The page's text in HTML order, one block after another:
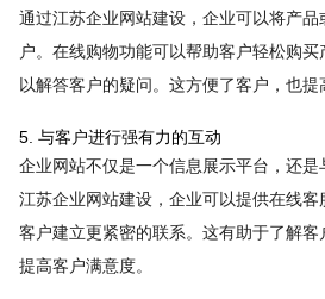
通过江苏企业网站建设，企业可以将产
户。在线购物功能可以帮助客户轻松购
以解答客户的疑问。这方便了客户，也提
5. 与客户进行强有力的互动
企业网站不仅是一个信息展示平台，还
江苏企业网站建设，企业可以提供在线
客户建立更紧密的联系。这有助于了解客
提高客户满意度。